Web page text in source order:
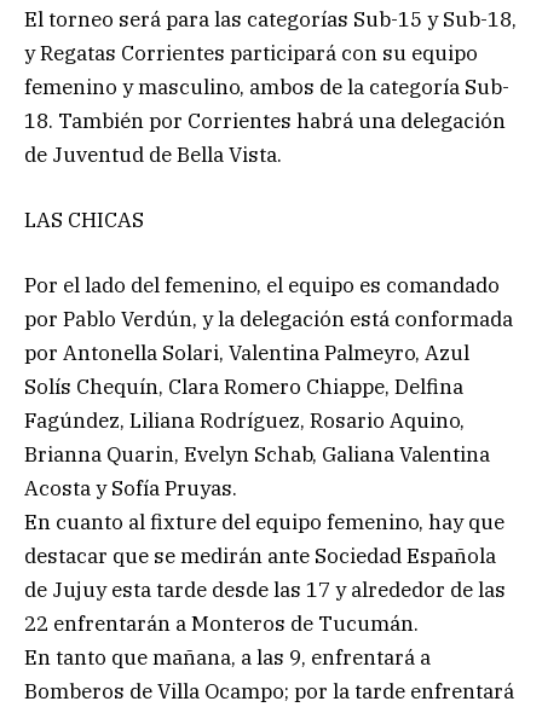
El torneo será para las categorías Sub-15 y Sub-18,
y Regatas Corrientes participará con su equipo
femenino y masculino, ambos de la categoría Sub-
18. También por Corrientes habrá una delegación
de Juventud de Bella Vista.
LAS CHICAS
Por el lado del femenino, el equipo es comandado
por Pablo Verdún, y la delegación está conformada
por Antonella Solari, Valentina Palmeyro, Azul
Solís Chequín, Clara Romero Chiappe, Delfina
Fagúndez, Liliana Rodríguez, Rosario Aquino,
Brianna Quarin, Evelyn Schab, Galiana Valentina
Acosta y Sofía Pruyas.
En cuanto al fixture del equipo femenino, hay que
destacar que se medirán ante Sociedad Española
de Jujuy esta tarde desde las 17 y alrededor de las
22 enfrentarán a Monteros de Tucumán.
En tanto que mañana, a las 9, enfrentará a
Bomberos de Villa Ocampo; por la tarde enfrentará